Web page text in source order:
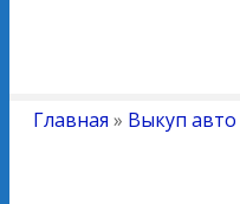
Главная » Выкуп авто